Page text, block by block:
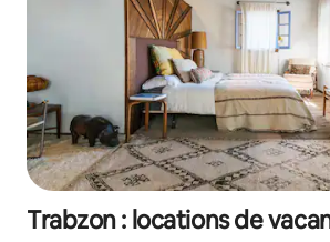
Trabzon : locations de